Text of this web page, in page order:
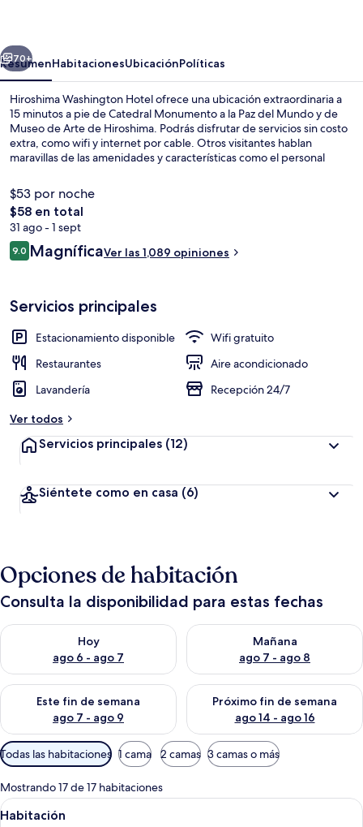
Siguiente
70+
ResumenHabitacionesUbicaciónPolíticas
Hiroshima Washington Hotel ofrece una ubicación extraordinaria a
15 minutos a pie de Catedral Monumento a la Paz del Mundo y de
Museo de Arte de Hiroshima. Podrás disfrutar de servicios sin costo
extra, como wifi y internet por cable. Otros visitantes hablan
maravillas de las amenidades y características como el personal
público a una corta distancia a pie: Estación de metro de Hatchobori
está a 4 minutos y Estación de metro de Ebisu-cho está a 5 minutos.
$53 por noche
El
precio
total
es
$58 en total
31 ago - 1 sept
Opiniones
9.09.0 de 10,
MagníficaVer las 1,089 opiniones
Servicios principales
Estacionamiento disponible
Wifi gratuito
Restaurantes
Aire acondicionado
Lavandería
Recepción 24/7
Ver todos
Servicios principales (12)
Siéntete como en casa (6)
Opciones de habitación
Consulta la disponibilidad para estas fechas
Hoy
ago 6 - ago 7
Consulta la disponibilidad para hoy ago 6 - ago 7
Mañana
ago 7 - ago 8
Consulta la disponibilidad
Este fin de semana
ago 7 - ago 9
Consulta la disponibilidad para este fin de semana ago 7 -
Próximo fin de semana
ago 14 - ago 16
Consulta la disponibilidad
Filtros
disponibles
para
las
habitaciones
Todas las habitaciones 1 cama 2 camas 3 camas o más
Mostrando 17 de 17 habitaciones
Abrir
Edredón, caja de seguridad en la
5
Habitación